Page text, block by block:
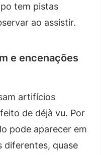
tem pistas
ao assistir.
e encenações
artifícios
de déjà vu. Por
pode aparecer em
diferentes, quase